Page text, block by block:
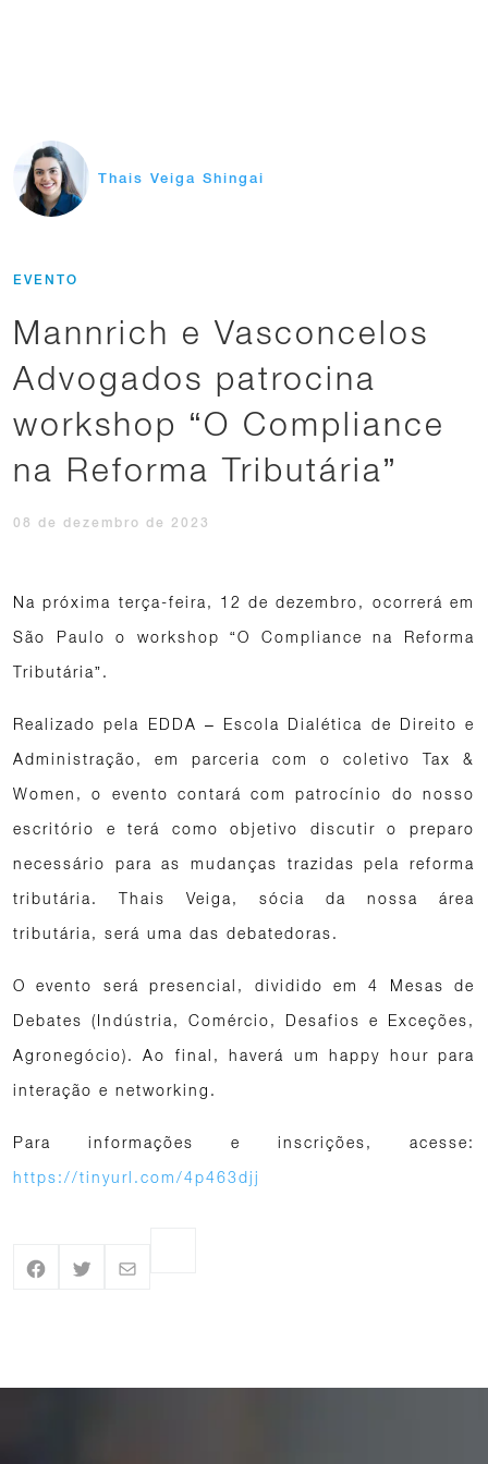
Thais Veiga Shingai
EVENTO
Mannrich e Vasconcelos
Advogados patrocina
workshop “O Compliance
na Reforma Tributária”
08 de dezembro de 2023
Na próxima terça-feira, 12 de dezembro, ocorrerá em
São Paulo o workshop “O Compliance na Reforma
Tributária”.
Realizado pela EDDA – Escola Dialética de Direito e
Administração, em parceria com o coletivo Tax &
Women, o evento contará com patrocínio do nosso
escritório e terá como objetivo discutir o preparo
necessário para as mudanças trazidas pela reforma
tributária. Thais Veiga, sócia da nossa área
tributária, será uma das debatedoras.
O evento será presencial, dividido em 4 Mesas de
Debates (Indústria, Comércio, Desafios e Exceções,
Agronegócio). Ao final, haverá um happy hour para
interação e networking.
Para informações e inscrições, acesse:
https://tinyurl.com/4p463djj